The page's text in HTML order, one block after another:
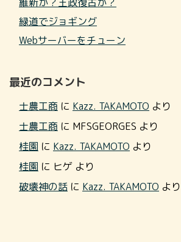
緑道でジョギング
Webサーバーをチューン
最近のコメント
士農工商 に Kazz. TAKAMOTO より
士農工商 に MFSGEORGES より
桂園 に Kazz. TAKAMOTO より
桂園 に ヒゲ より
破壊神の話 に Kazz. TAKAMOTO より